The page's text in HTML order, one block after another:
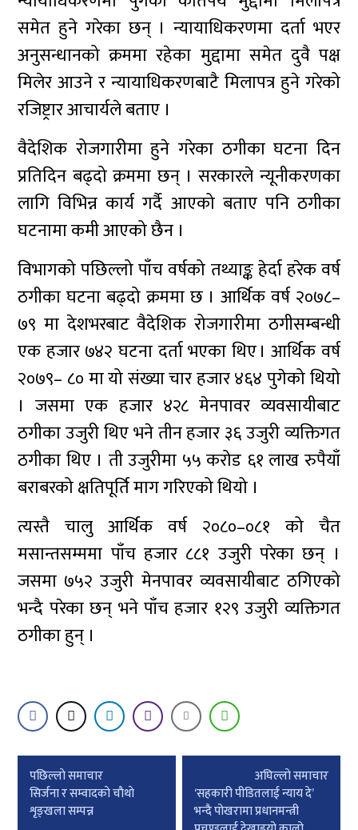
समेत हुने गरेका छन् । न्यायाधिकरणमा दर्ता भएर
अनुसन्धानको क्रममा रहेका मुद्दामा समेत दुवै पक्ष
मिलेर आउने र न्यायाधिकरणबाटै मिलापत्र हुने गरेको
रजिष्ट्रार आचार्यले बताए ।
वैदेशिक रोजगारीमा हुने गरेका ठगीका घटना दिन
प्रतिदिन बढ्दो क्रममा छन् । सरकारले न्यूनीकरणका
लागि विभिन्न कार्य गर्दै आएको बताए पनि ठगीका
घटनामा कमी आएको छैन ।
विभागको पछिल्लो पाँच वर्षको तथ्याङ्क हेर्दा हरेक वर्ष
ठगीका घटना बढ्दो क्रममा छ । आर्थिक वर्ष २०७८–
७९ मा देशभरबाट वैदेशिक रोजगारीमा ठगीसम्बन्धी
एक हजार ७४२ घटना दर्ता भएका थिए । आर्थिक वर्ष
२०७९– ८० मा यो संख्या चार हजार ४६४ पुगेको थियो
। जसमा एक हजार ४२८ मेनपावर व्यवसायीबाट
ठगीका उजुरी थिए भने तीन हजार ३६ उजुरी व्यक्तिगत
ठगीका थिए । ती उजुरीमा ५५ करोड ६१ लाख रुपैयाँ
बराबरको क्षतिपूर्ति माग गरिएको थियो ।
त्यस्तै चालु आर्थिक वर्ष २०८०–०८१ को चैत
मसान्तसम्ममा पाँच हजार ८८१ उजुरी परेका छन् ।
जसमा ७५२ उजुरी मेनपावर व्यवसायीबाट ठगिएको
भन्दै परेका छन् भने पाँच हजार १२९ उजुरी व्यक्तिगत
ठगीका हुन् ।
Post
navigation
पछिल्लाे समाचार
सिर्जना र सम्वादकाे चाैथाे
शृङ्खला सम्पन्न
अघिल्लाे समाचार
‘सहकारी पीडितलाई न्याय दे’
भन्दै पोखरामा प्रधानमन्त्री